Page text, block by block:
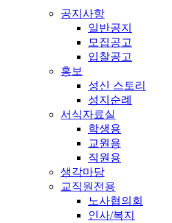
공지사항
일반공지
모집공고
입찰공고
홍보
성신 스토리
성지순례
서식자료실
학생용
교원용
직원용
생각마당
교직원전용
노사협의회
인사/복지